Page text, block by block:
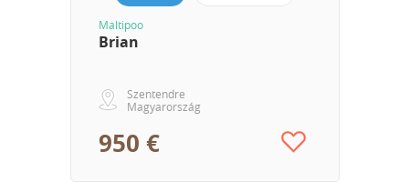
Maltipoo
Brian
Szentendre
Magyarország
950 €